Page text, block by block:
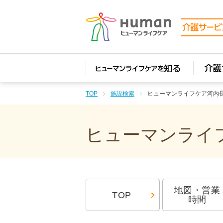
TOP 施設検索 ヒューマンライフケア河内
ヒューマンライ
TOP
地図・営業
時間